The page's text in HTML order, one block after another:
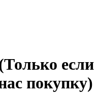
если
покупку)